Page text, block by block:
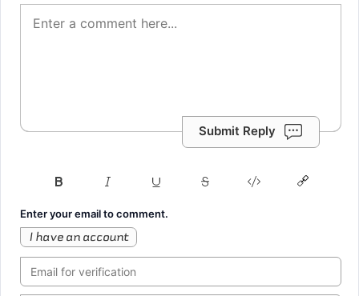
Submit Reply
Enter your email to comment.
I have an account